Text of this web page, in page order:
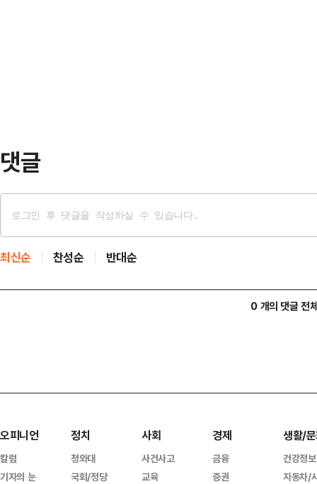
댓글
최신순 찬성순 반대순
0 개의 댓글 전
오피니언
칼럼
기자의 눈
정치
청와대
국회/정당
사회
사건사고
교육
경제
금융
증권
생활/
건강정보
자동차/